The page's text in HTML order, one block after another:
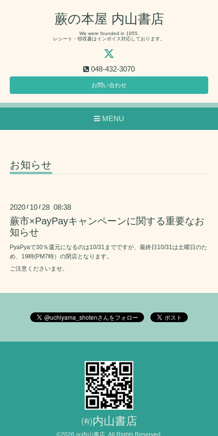
蕨の本屋 内山書店
We were founded in 1955.
レシート・領収書はインボイス対応しております。
048-432-3070
お問い合わせ
MENU
お知らせ
2020 / 10 / 28 08:38
蕨市×PayPayキャンペーンに関する重要なお
知らせ
PyaPyaで30％還元になるのは10/31までですが、最終日10/31は土曜日のた
め、19時(PM7時）の閉店となります。
ご注意くださいませ。
㈲内山書店
©2026 ㈲内山書店. All Rights Reserved.